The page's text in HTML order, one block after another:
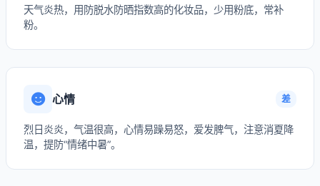
天气炎热，用防脱水防晒指数高的化妆品，少用粉底，常补
粉。
心情 差
烈日炎炎，气温很高，心情易躁易怒，爱发脾气，注意消夏降
温，提防“情绪中暑”。